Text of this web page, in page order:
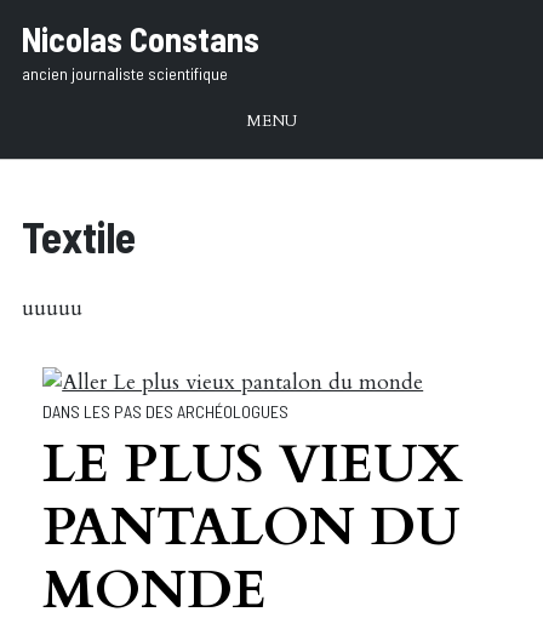
texte
Nicolas Constans
ancien journaliste scientifique
MENU
Textile
uuuuu
DANS LES PAS DES ARCHÉOLOGUES
LE PLUS VIEUX
PANTALON DU
MONDE